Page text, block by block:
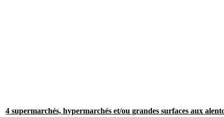
4 supermarchés, hypermarchés et/ou grandes surfaces aux